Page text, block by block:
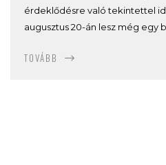
érdeklődésre való tekintettel
augusztus 20-án lesz még egy
TOVÁBB